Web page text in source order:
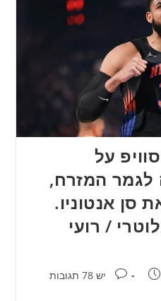
על
לגמר המזרח,
סן אנטוניו.
/ רועי
תגובות:
יש 78 תגובות